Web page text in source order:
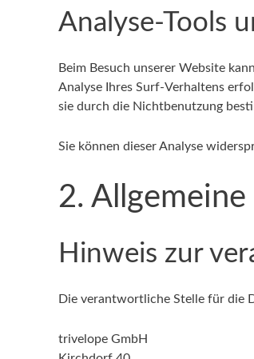
Analyse-Tools
Beim Besuch unserer Website
Analyse Ihres Surf-Verhaltens
sie durch die Nichtbenutzung
Sie können dieser Analyse
2.
Hinweis zur
Die verantwortliche Stelle für die
trivelope GmbH